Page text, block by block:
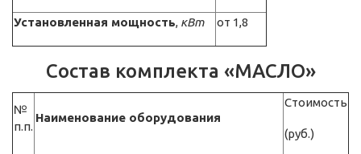
Установленная мощность, кВт от 1,8
Состав комплекта «МАСЛО»
№
п.п.
Наименование оборудования
Стоимость
(руб.)